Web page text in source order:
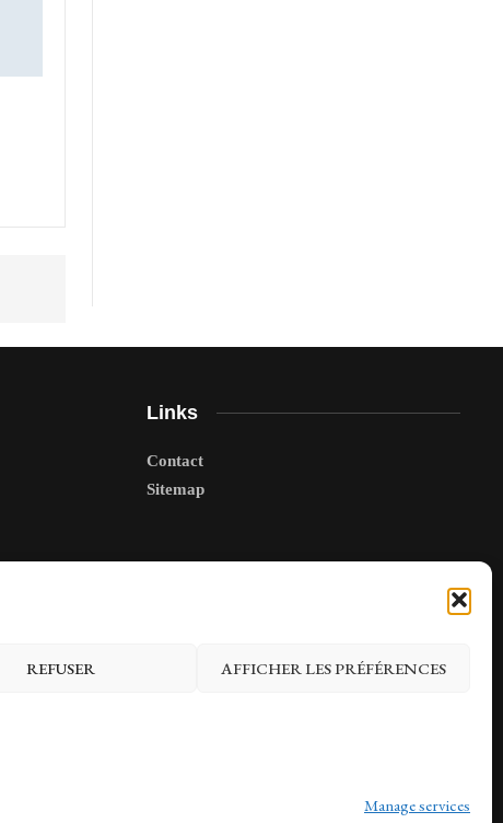
Manage services
REFUSER AFFICHER LES PRÉFÉRENCES
Links
Contact
Sitemap